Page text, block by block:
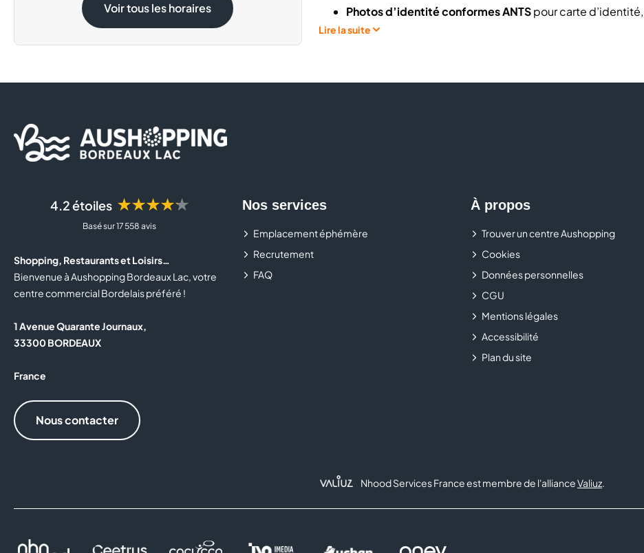
Voir tous les horaires
Photos d’identité conformes ANTSpour carte
Cabine Photomaton
Photocopies de documentsen libre accès
Lire la suite
4.2 étoiles ★★★★★
Basé sur 17 558 avis
Shopping, Restaurants et Loisirs…
Bienvenue à Aushopping Bordeaux Lac, votre
centre commercial Bordelais préféré !
1 Avenue Quarante Journaux,
33300 BORDEAUX
France
Nous contacter
Nos services
Emplacement éphémère
Recrutement
FAQ
À propos
Trouver un centre Aushopping
Cookies
Données personnelles
CGU
Mentions légales
Accessibilité
Plan du site
Nhood Services France est membre de l'allianceValiuz.